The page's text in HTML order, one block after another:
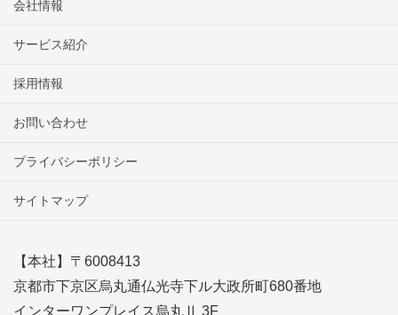
会社情報
サービス紹介
採用情報
お問い合わせ
プライバシーポリシー
サイトマップ
【本社】〒6008413
京都市下京区烏丸通仏光寺下ル大政所町680番地
インターワンプレイス烏丸Ⅱ 3F